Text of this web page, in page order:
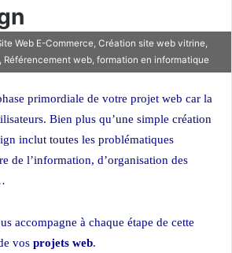
Web E-Commerce, Création site web vitrine,
web, formation en informatique
primordiale de votre projet web car la
Bien plus qu’une simple création
inclut toutes les problématiques
de l’information, d’organisation des
accompagne à chaque étape de cette
vos projets web.